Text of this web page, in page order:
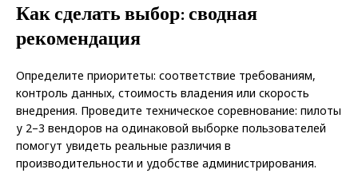
Как сделать выбор: сводная
рекомендация
Определите приоритеты: соответствие требованиям,
контроль данных, стоимость владения или скорость
внедрения. Проведите техническое соревнование: пилоты
у 2–3 вендоров на одинаковой выборке пользователей
помогут увидеть реальные различия в
производительности и удобстве администрирования.